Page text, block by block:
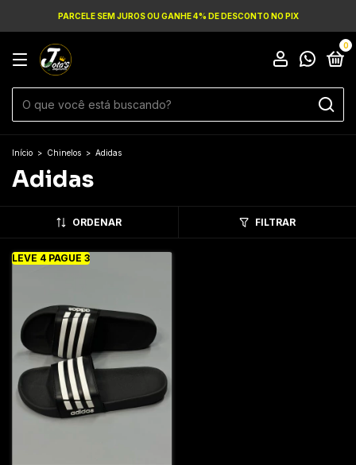
PARCELE SEM JUROS OU GANHE 4% DE DESCONTO NO PIX
0
Início > Chinelos > Adidas
Adidas
ORDENAR FILTRAR
LEVE 4 PAGUE 3